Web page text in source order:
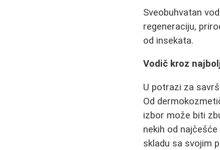
Sveobuhvatan
regeneraciju,
od insekata.
Vodič kroz
U potrazi za
Od
izbor može biti
nekih od
skladu sa svojim